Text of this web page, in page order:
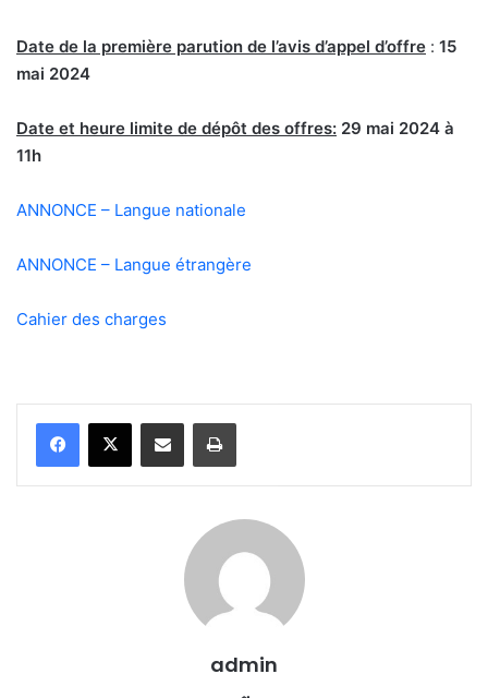
Date de la première parution de l’avis d’appel d’offre : 15
mai 2024
Date et heure limite de dépôt des offres: 29 mai 2024 à
11h
ANNONCE – Langue nationale
ANNONCE – Langue étrangère
Cahier des charges
admin